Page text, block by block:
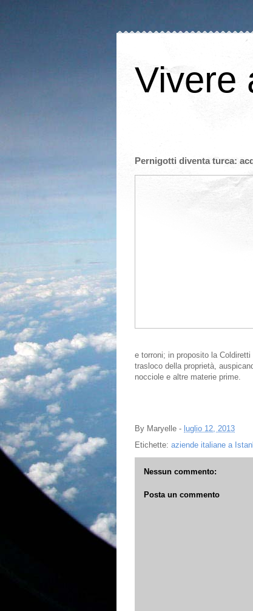
Vivere
Pernigotti diventa turca:
e torroni; in proposito la
trasloco della proprietà,
nocciole e altre materie prime.
By Maryelle - luglio 12, 2013
Etichette: aziende italiane a
Nessun commento:
Posta un commento